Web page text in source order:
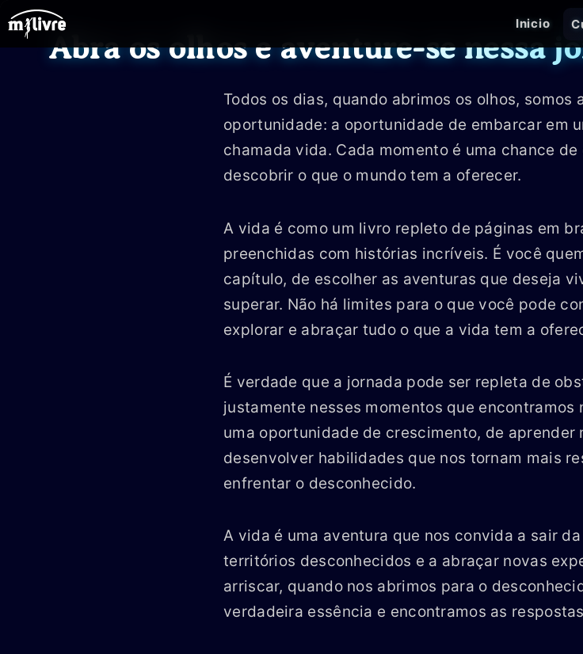
para
o
Inicio
Abra os olhos e aventure-se nessa
Todos os dias, quando abrimos os olhos, somos
oportunidade: a oportunidade de embarcar em
chamada vida. Cada momento é uma chance
descobrir o que o mundo tem a oferecer.
A vida é como um livro repleto de páginas em
preenchidas com histórias incríveis. É você
capítulo, de escolher as aventuras que deseja
superar. Não há limites para o que você pode
explorar e abraçar tudo o que a vida tem a
É verdade que a jornada pode ser repleta de
justamente nesses momentos que
uma oportunidade de crescimento, de aprender
desenvolver habilidades que nos tornam mais
enfrentar o desconhecido.
A vida é uma aventura que nos convida a sair
territórios desconhecidos e a abraçar novas
arriscar, quando nos abrimos para o
verdadeira essência e encontramos as